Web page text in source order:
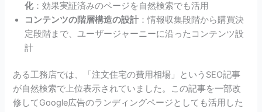
化：効果実証済みのページを自然検索でも活用
コンテンツの階層構造の設計 ：情報収集段階から購買決
定段階まで、ユーザージャーニーに沿ったコンテンツ設
計
ある工務店では、「注文住宅の費用相場」というSEO記事
が自然検索で上位表示されていました。この記事を一部改
修してGoogle広告のランディングページとしても活用した